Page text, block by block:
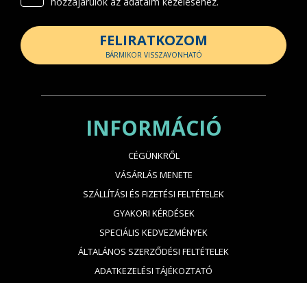
FELIRATKOZOM
BÁRMIKOR VISSZAVONHATÓ
INFORMÁCIÓ
CÉGÜNKRŐL
VÁSÁRLÁS MENETE
SZÁLLÍTÁSI ÉS FIZETÉSI FELTÉTELEK
GYAKORI KÉRDÉSEK
SPECIÁLIS KEDVEZMÉNYEK
ÁLTALÁNOS SZERZŐDÉSI FELTÉTELEK
ADATKEZELÉSI TÁJÉKOZTATÓ